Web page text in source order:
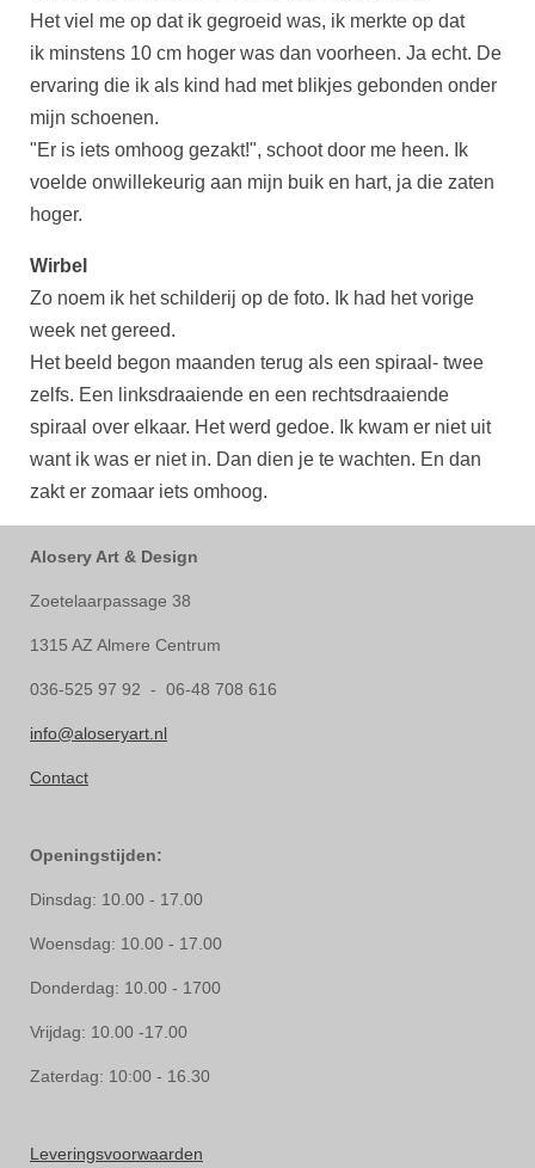
Het viel me op dat ik gegroeid was, ik merkte op dat
ik minstens 10 cm hoger was dan voorheen. Ja echt. De
ervaring die ik als kind had met blikjes gebonden onder
mijn schoenen.
"Er is iets omhoog gezakt!", schoot door me heen. Ik
voelde onwillekeurig aan mijn buik en hart, ja die zaten
hoger.
Wirbel
Zo noem ik het schilderij op de foto. Ik had het vorige
week net gereed.
Het beeld begon maanden terug als een spiraal- twee
zelfs. Een linksdraaiende en een rechtsdraaiende
spiraal over elkaar. Het werd gedoe. Ik kwam er niet uit
want ik was er niet in. Dan dien je te wachten. En dan
zakt er zomaar iets omhoog.
Alosery Art & Design
Zoetelaarpassage 38
1315 AZ Almere Centrum
036-525 97 92 - 06-48 708 616
info@aloseryart.nl
Contact
Openingstijden:
Dinsdag: 10.00 - 17.00
Woensdag: 10.00 - 17.00
Donderdag: 10.00 - 1700
Vrijdag: 10.00 -17.00
Zaterdag: 10:00 - 16.30
Leveringsvoorwaarden